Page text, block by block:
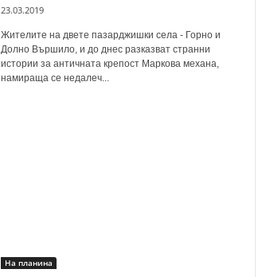
23.03.2019
Жителите на двете пазарджишки села - Горно и
Долно Вършило, и до днес разказват странни
истории за античната крепост Маркова механа,
намираща се недалеч...
На планина